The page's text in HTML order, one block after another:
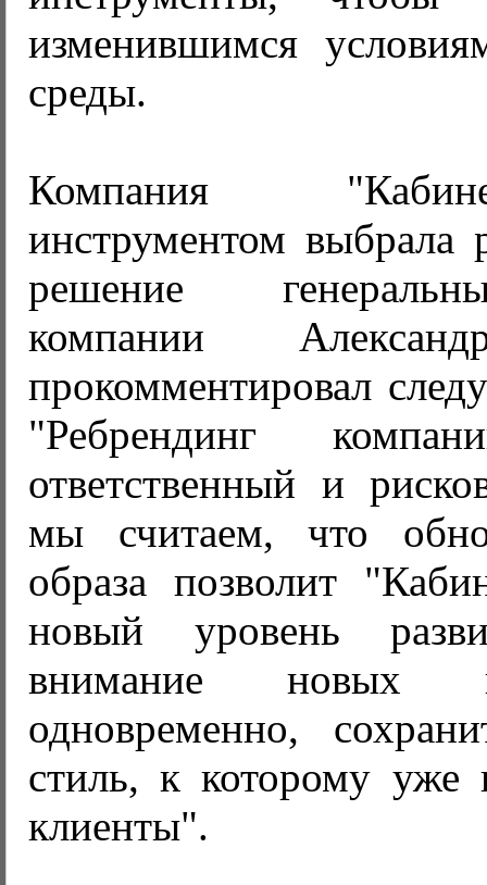
изменившимся
среды.
Компания
инструментом выбрала
решение
компании
прокомментировал
"Ребрендинг
ответственный и
мы считаем, что
образа позволит
новый уровень
внимание новых
одновременно,
стиль, к которому
клиенты".